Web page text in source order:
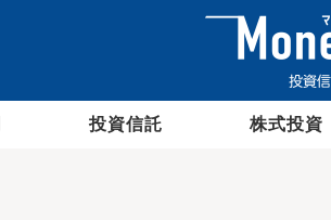
投資信託 株式投資